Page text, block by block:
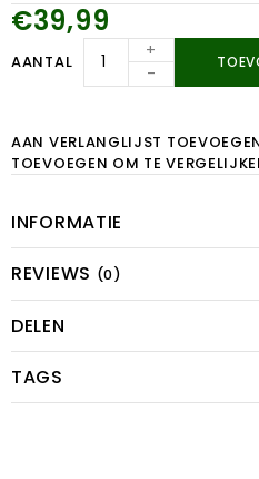
€39,99
AANTAL
+
-
AAN VERLANGLIJST
TOEVOEGEN OM TE
INFORMATIE
REVIEWS (0)
DELEN
TAGS